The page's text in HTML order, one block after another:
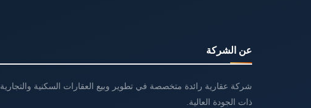
عن الشركة
شركة عقارية رائدة متخصصة في تطوير وبيع العقارات السكنية والتجارية
ذات الجودة العالية.